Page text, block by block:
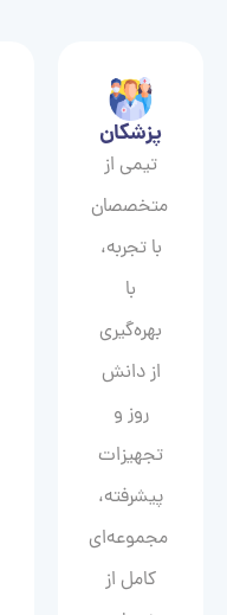
پزشکان
تیمی از
متخصصان
با تجربه،
با
بهره‌گیری
از دانش
روز و
تجهیزات
پیشرفته،
مجموعه‌ای
کامل از